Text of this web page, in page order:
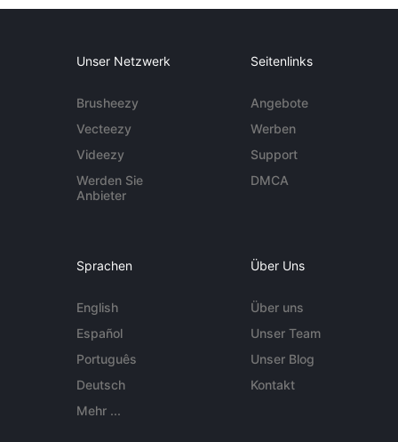
Unser Netzwerk
Brusheezy
Vecteezy
Videezy
Werden Sie
Anbieter
Seitenlinks
Angebote
Werben
Support
DMCA
Sprachen
English
Español
Português
Deutsch
Mehr ...
Über Uns
Über uns
Unser Team
Unser Blog
Kontakt